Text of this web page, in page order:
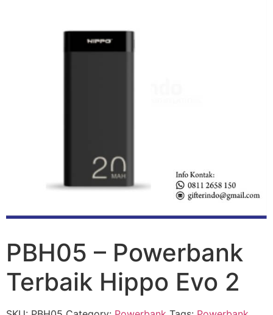
PBH05 – Powerbank
Terbaik Hippo Evo 2